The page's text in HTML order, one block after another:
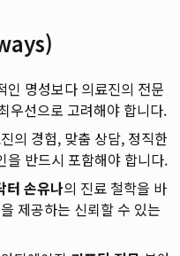
인 명성보다 의료진의 전문
우선으로 고려해야 합니다.
의 경험, 맞춤 상담, 정직한
을 반드시 포함해야 합니다.
터 손유나의 진료 철학을 바
제공하는 신뢰할 수 있는